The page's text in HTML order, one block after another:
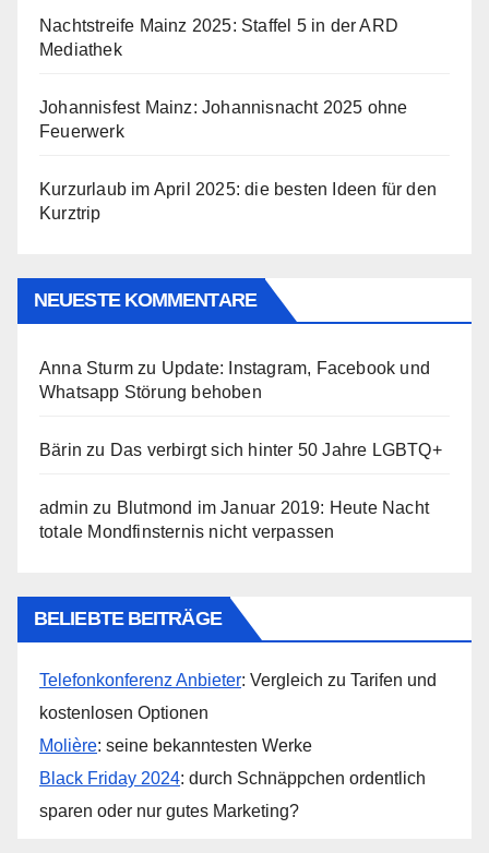
Nachtstreife Mainz 2025: Staffel 5 in der ARD
Mediathek
Johannisfest Mainz: Johannisnacht 2025 ohne
Feuerwerk
Kurzurlaub im April 2025: die besten Ideen für den
Kurztrip
NEUESTE KOMMENTARE
Anna Sturm zu Update: Instagram, Facebook und
Whatsapp Störung behoben
Bärin zu Das verbirgt sich hinter 50 Jahre LGBTQ+
admin zu Blutmond im Januar 2019: Heute Nacht
totale Mondfinsternis nicht verpassen
BELIEBTE BEITRÄGE
Telefonkonferenz Anbieter: Vergleich zu Tarifen und
kostenlosen Optionen
Molière: seine bekanntesten Werke
Black Friday 2024: durch Schnäppchen ordentlich
sparen oder nur gutes Marketing?